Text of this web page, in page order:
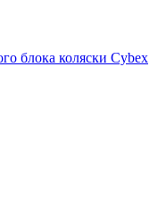
блока коляски Cybex